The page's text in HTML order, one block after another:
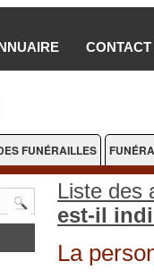
CONTACT
FUNÉRAILLES
Liste des
est-il
La